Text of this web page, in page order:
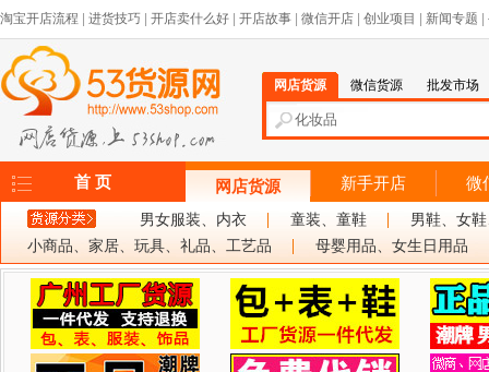
淘宝开店流程 进货技巧 开店卖什么好 开店故事 微信开店 创业项目 新闻专题
网店货源 微信货源 批发市场
首 页 网店货源 新手开店 微
男女服装、内衣 童装、童鞋
男鞋、女
小商品、家居、玩具、礼品、工艺品
母婴用品、女生日用品